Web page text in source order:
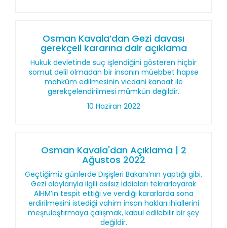
Osman Kavala’dan Gezi davası
gerekçeli kararına dair açıklama
Hukuk devletinde suç işlendiğini gösteren hiçbir
somut delil olmadan bir insanın müebbet hapse
mahkûm edilmesinin vicdani kanaat ile
gerekçelendirilmesi mümkün değildir.
10 Haziran 2022
Osman Kavala'dan Açıklama | 2
Ağustos 2022
Geçtiğimiz günlerde Dışişleri Bakanı’nın yaptığı gibi,
Gezi olaylarıyla ilgili asılsız iddiaları tekrarlayarak
AİHM’in tespit ettiği ve verdiği kararlarda sona
erdirilmesini istediği vahim insan hakları ihlallerini
meşrulaştırmaya çalışmak, kabul edilebilir bir şey
değildir.